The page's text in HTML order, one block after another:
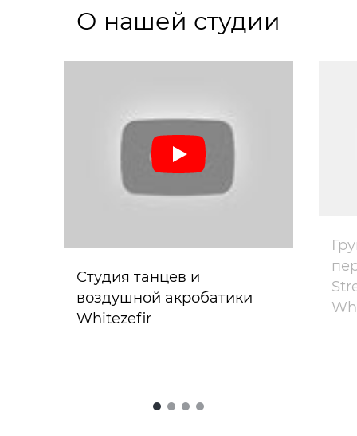
О нашей студии
Студия танцев и
воздушной акробатики
Whitezefir